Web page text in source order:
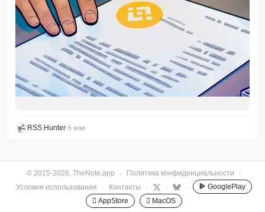
RSS Hunter•5 мая
© 2015-2026, TheNote.app · Политика конфиденциальности
·
Условия использования
· Контакты · · ·
GooglePlay
 AppStore
 MacOS